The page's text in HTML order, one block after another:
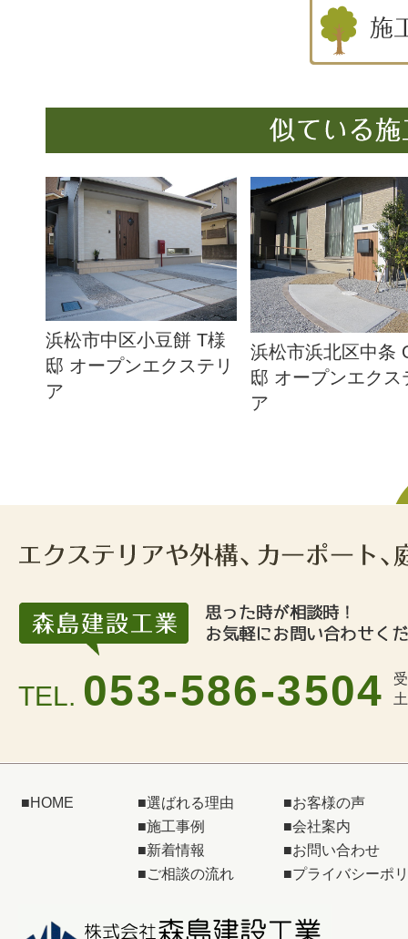
浜松市中区小豆餅 T様
邸 オープンエクステリ
ア
浜松市浜北区中条
邸 オープンエクス
ア
TEL. 053-586-3504
■HOME ■選ばれる理由
■施工事例
■新着情報
■ご相談の流れ
■お客様の声
■会社案内
■お問い合わせ
■プライバシーポ